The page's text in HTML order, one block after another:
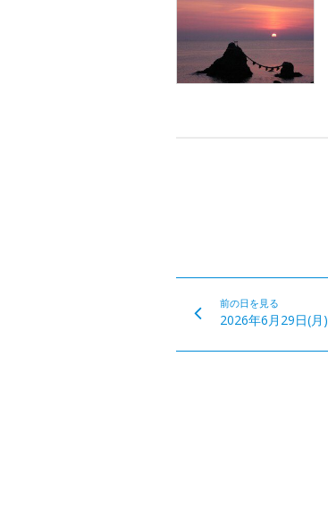
前の日を見る
2026年6月29日(月)